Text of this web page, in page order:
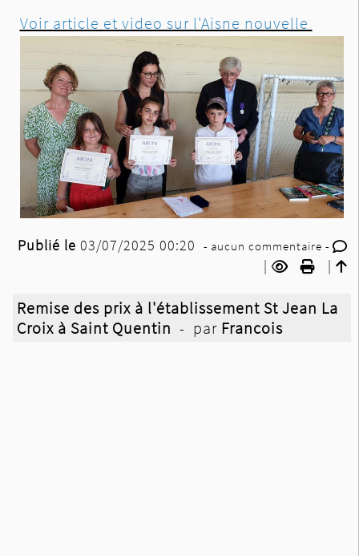
Voir article et video sur l'Aisne nouvelle
Publié le 03/07/2025 00:20 - aucun commentaire -
| |
Remise des prix à l'établissement St Jean La
Croix à Saint Quentin - par Francois